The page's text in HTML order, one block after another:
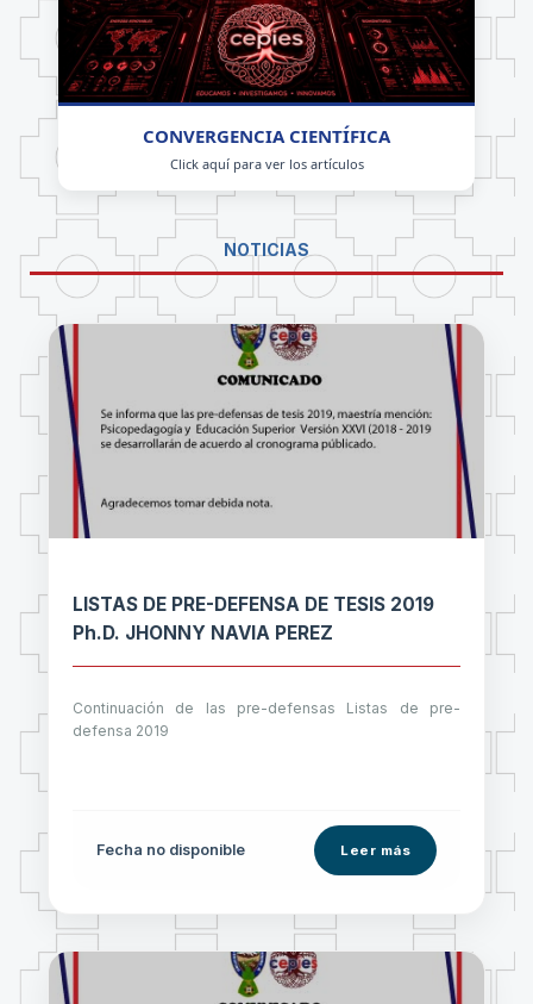
CONVERGENCIA CIENTÍFICA
Click aquí para ver los artículos
NOTICIAS
LISTAS DE PRE-DEFENSA DE TESIS 2019
Ph.D. JHONNY NAVIA PEREZ
Continuación de las pre-defensas Listas de pre-
defensa 2019
Fecha no disponible Leer más